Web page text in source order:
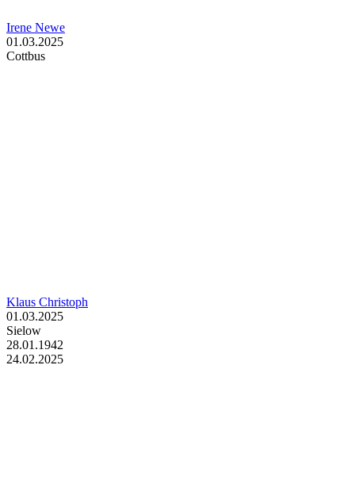
Irene Newe
01.03.2025
Cottbus
Klaus Christoph
01.03.2025
Sielow
28.01.1942
24.02.2025